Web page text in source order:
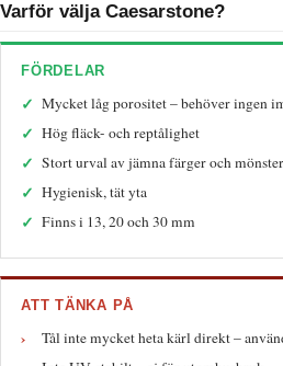
Varför välja Caesarstone?
FÖRDELAR
Mycket låg porositet – behöver ingen
Hög fläck- och reptålighet
Stort urval av jämna färger och mönster
Hygienisk, tät yta
Finns i 13, 20 och 30 mm
ATT TÄNKA PÅ
Tål inte mycket heta kärl direkt –